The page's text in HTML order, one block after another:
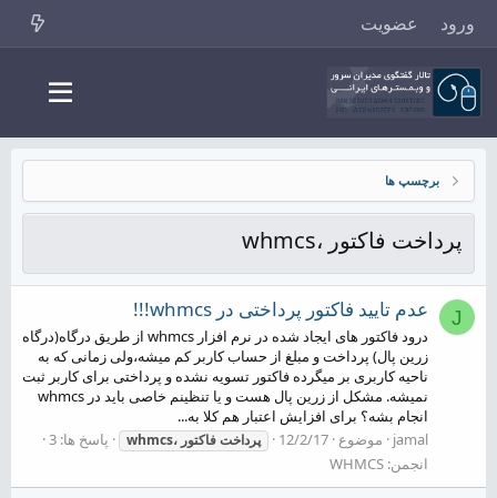
ورود عضویت
برچسپ ها
پرداخت فاکتور ،whmcs
J عدم تایید فاکتور پرداختی در whmcs!!!
درود فاکتور های ایجاد شده در نرم افزار whmcs از طریق درگاه(درگاه
زرین پال) پرداخت و مبلغ از حساب کاربر کم میشه،ولی زمانی که به
ناحیه کاربری بر میگرده فاکتور تسویه نشده و پرداختی برای کاربر ثبت
نمیشه. مشکل از زرین پال هست و یا تنظینم خاصی باید در whmcs
انجام بشه؟ برای افزایش اعتبار هم کلا به...
jamal
موضوع 12/2/17 پرداختفاکتور ،whmcs
پاسخ ها: 3
انجمن: WHMCS